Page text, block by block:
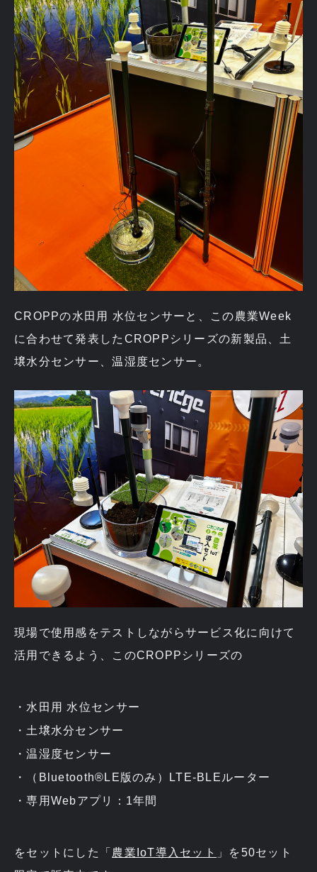
CROPPの水田用 水位センサーと、この農業Week
に合わせて発表したCROPPシリーズの新製品、土
壌水分センサー、温湿度センサー。
現場で使用感をテストしながらサービス化に向けて
活用できるよう、このCROPPシリーズの
水田用 水位センサー
土壌水分センサー
温湿度センサー
（Bluetooth®LE版のみ）LTE-BLEルーター
専用Webアプリ：1年間
をセットにした「 農業IoT導入セット
」を50セット